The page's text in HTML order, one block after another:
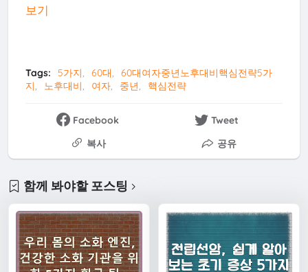
보기
Tags: 5가지 60대
60대여자중년노후대비핵심전략5가
지
노후대비 여자 중년 핵심전략
Facebook
Tweet
복사
공유
함께 봐야할 포스팅